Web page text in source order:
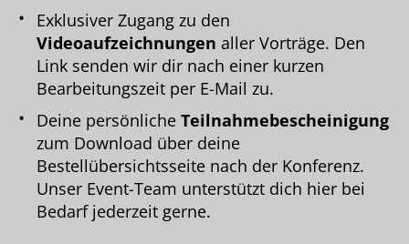
Exklusiver Zugang zu den
Videoaufzeichnungen aller Vorträge. Den
Link senden wir dir nach einer kurzen
Bearbeitungszeit per E-Mail zu.
Deine persönliche Teilnahmebescheinigung
zum Download über deine
Bestellübersichtsseite nach der Konferenz.
Unser Event-Team unterstützt dich hier bei
Bedarf jederzeit gerne.